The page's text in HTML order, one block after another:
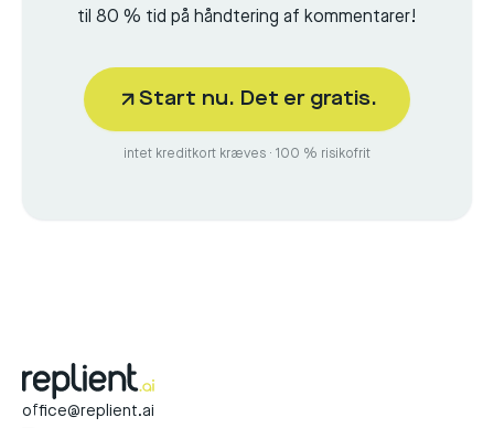
til 80 % tid på håndtering af kommentarer!
Start nu. Det er gratis.
intet kreditkort kræves · 100 % risikofrit
office@replient.ai